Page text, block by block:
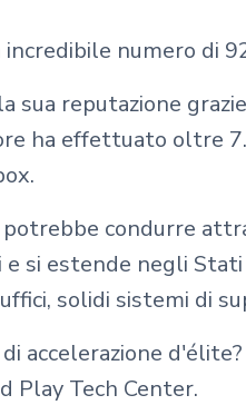
incredibile numero di
sua reputazione
ha effettuato
condurre
si estende negli
solidi sistemi di
accelerazione
Play Tech Center.